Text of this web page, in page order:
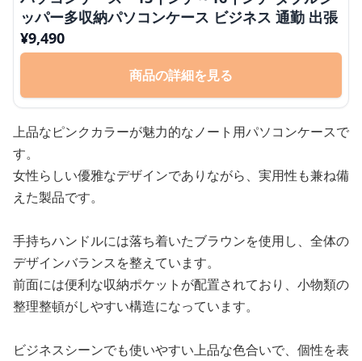
ッパー多収納パソコンケース ビジネス 通勤 出張
¥9,490
商品の詳細を見る
上品なピンクカラーが魅力的なノート用パソコンケースで
す。
女性らしい優雅なデザインでありながら、実用性も兼ね備
えた製品です。
手持ちハンドルには落ち着いたブラウンを使用し、全体の
デザインバランスを整えています。
前面には便利な収納ポケットが配置されており、小物類の
整理整頓がしやすい構造になっています。
ビジネスシーンでも使いやすい上品な色合いで、個性を表